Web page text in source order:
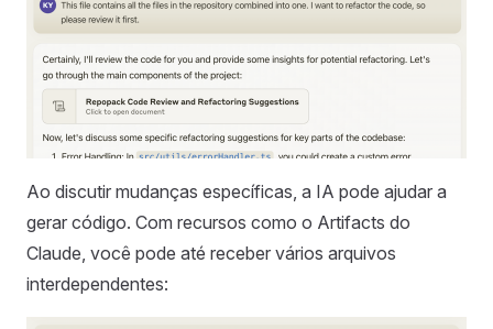
Ao discutir mudanças específicas, a IA pode ajudar a
gerar código. Com recursos como o Artifacts do
Claude, você pode até receber vários arquivos
interdependentes: